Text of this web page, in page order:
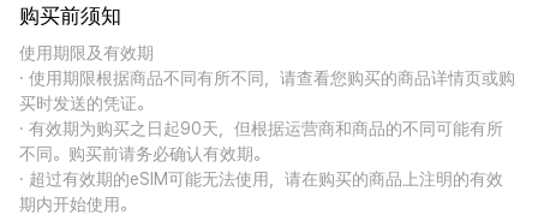
购买前须知
使用期限及有效期
· 使用期限根据商品不同有所不同，请查看您购买的商品详情页或购
买时发送的凭证。
· 有效期为购买之日起90天，但根据运营商和商品的不同可能有所
不同。购买前请务必确认有效期。
· 超过有效期的eSIM可能无法使用，请在购买的商品上注明的有效
期内开始使用。